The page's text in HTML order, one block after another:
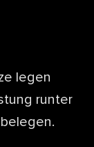
legen
runter